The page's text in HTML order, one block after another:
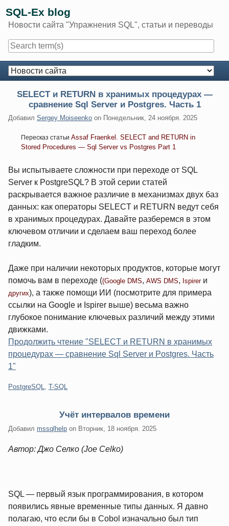
content
SQL-Ex blog
Новости сайта "Упражнения SQL", статьи и переводы
Navigation
SELECT и RETURN в хранимых процедурах —
сравнение Sql Server и Postgres. Часть 1
Добавил Sergey Moiseenko on Понедельник, 24 ноября. 2025
Пересказ статьи Assaf Fraenkel. SELECT and RETURN in
Stored Procedures — Sql Server vs Postgres Part 1
Вы испытываете сложности при переходе от SQL
Server к PostgreSQL? В этой серии статей
раскрывается важное различие в механизмах двух баз
данных: как операторы SELECT и RETURN ведут себя
в хранимых процедурах. Давайте разберемся в этом
ключевом отличии и сделаем ваш переход более
гладким.
Даже при наличии некоторых продуктов, которые могут
помочь вам в переходе ((Google DMS, AWS DMS, Ispirerи
других), а также помощи ИИ (посмотрите для примера
ссылки на Google и Ispirer выше) весьма важно
глубокое понимание ключевых различий между этими
движками.
Продолжить чтение "SELECT и RETURN в хранимых
процедурах — сравнение Sql Server и Postgres. Часть
1"
Категории:
PostgreSQL, T-SQL
Учёт интервалов времени
Добавил mssqlhelp on Вторник, 18 ноября. 2025
Автор: Джо Селко (Joe Celko)
SQL — первый язык программирования, в котором
появились явные временные типы данных. Я давно
полагаю, что если бы в Cobol изначально был тип